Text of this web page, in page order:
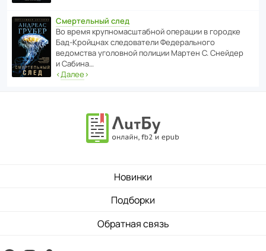
Смертельный след
Во время круп­но­мас­ш­та­бной операции в городке
Бад‑Крой­цнах следо­ва­тели Феде­раль­ного
ведомства уголо­вной полиции Мартен С. Снейдер
и Сабина…
‹Далее›
Новинки
Подборки
Обратная связь